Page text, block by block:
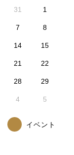
31 1
7 8
14 15
21 22
28 29
4 5
イベント